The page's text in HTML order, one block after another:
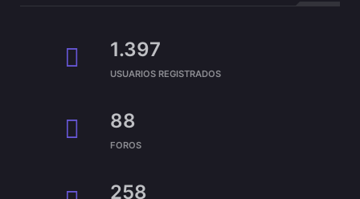
1.397
USUARIOS REGISTRADOS
88
FOROS
258